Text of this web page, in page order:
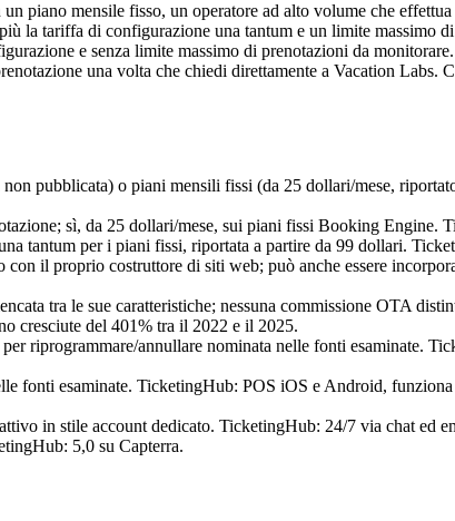
mensile fisso, un operatore ad alto volume che
la tariffa di configurazione una tantum e un limite massimo
e senza limite massimo di prenotazioni da
una volta che chiedi direttamente a Vacation
pubblicata) o piani mensili fissi (da 25 dollari/mese,
sì, da 25 dollari/mese, sui piani fissi Booking Engine.
tantum per i piani fissi, riportata a partire da 99 dollari.
il proprio costruttore di siti web; può anche essere
tra le sue caratteristiche; nessuna commissione OTA
cresciute del 401% tra il 2022 e il 2025.
riprogrammare/annullare nominata nelle fonti esaminate.
fonti esaminate. TicketingHub: POS iOS e Android,
in stile account dedicato. TicketingHub: 24/7 via chat ed
5,0 su Capterra.